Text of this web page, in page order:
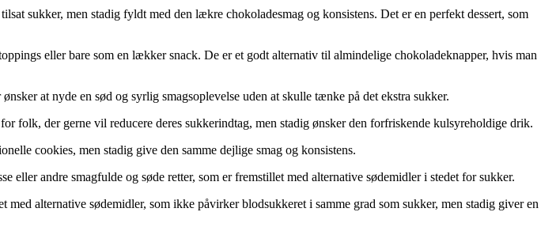
sukker, men stadig fyldt med den lækre chokoladesmag og konsistens. Det er en perfekt dessert, som
eller bare som en lækker snack. De er et godt alternativ til almindelige chokoladeknapper, hvis man
at nyde en sød og syrlig smagsoplevelse uden at skulle tænke på det ekstra sukker.
folk, der gerne vil reducere deres sukkerindtag, men stadig ønsker den forfriskende kulsyreholdige drik.
cookies, men stadig give den samme dejlige smag og konsistens.
eller andre smagfulde og søde retter, som er fremstillet med alternative sødemidler i stedet for sukker.
alternative sødemidler, som ikke påvirker blodsukkeret i samme grad som sukker, men stadig giver en